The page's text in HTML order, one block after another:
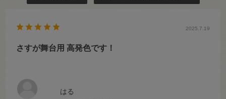
はる
2025.7.19
さすが舞台用 高発色です！